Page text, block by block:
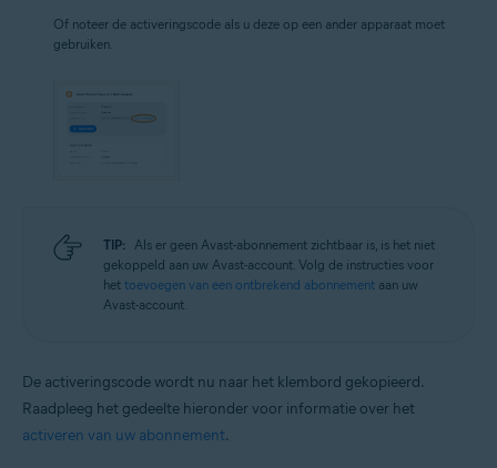
Of noteer de activeringscode als u deze op een ander apparaat moet
gebruiken.
TIP: Als er geen Avast-abonnement zichtbaar is, is het niet
gekoppeld aan uw Avast-account. Volg de instructies voor
het toevoegen van een ontbrekend abonnement aan uw
Avast-account.
De activeringscode wordt nu naar het klembord gekopieerd.
Raadpleeg het gedeelte hieronder voor informatie over het
activeren van uw abonnement.